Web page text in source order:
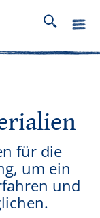
für die
um ein
und